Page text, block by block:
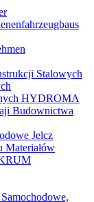
Stalowych
HYDROMA
Budownictwa
Jelcz
Materiałów